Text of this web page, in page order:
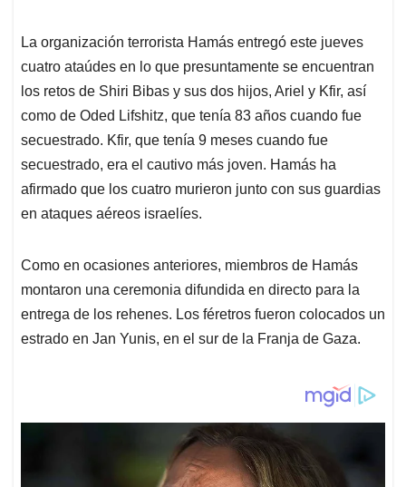
La organización terrorista Hamás entregó este jueves
cuatro ataúdes en lo que presuntamente se encuentran
los retos de Shiri Bibas y sus dos hijos, Ariel y Kfir, así
como de Oded Lifshitz, que tenía 83 años cuando fue
secuestrado. Kfir, que tenía 9 meses cuando fue
secuestrado, era el cautivo más joven. Hamás ha
afirmado que los cuatro murieron junto con sus guardias
en ataques aéreos israelíes.
Como en ocasiones anteriores, miembros de Hamás
montaron una ceremonia difundida en directo para la
entrega de los rehenes. Los féretros fueron colocados un
estrado en Jan Yunis, en el sur de la Franja de Gaza.